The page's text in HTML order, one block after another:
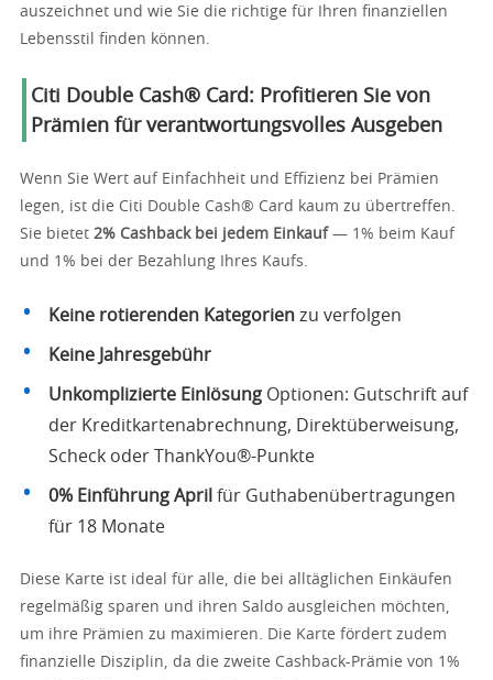
auszeichnet und wie Sie die richtige für Ihren finanziellen
Lebensstil finden können.
Citi Double Cash® Card: Profitieren Sie von
Prämien für verantwortungsvolles Ausgeben
Wenn Sie Wert auf Einfachheit und Effizienz bei Prämien
legen, ist die Citi Double Cash® Card kaum zu übertreffen.
Sie bietet 2% Cashback bei jedem Einkauf — 1% beim Kauf
und 1% bei der Bezahlung Ihres Kaufs.
Keine rotierenden Kategorien zu verfolgen
Keine Jahresgebühr
Unkomplizierte Einlösung Optionen: Gutschrift auf
der Kreditkartenabrechnung, Direktüberweisung,
Scheck oder ThankYou®-Punkte
0% Einführung April für Guthabenübertragungen
für 18 Monate
Diese Karte ist ideal für alle, die bei alltäglichen Einkäufen
regelmäßig sparen und ihren Saldo ausgleichen möchten,
um ihre Prämien zu maximieren. Die Karte fördert zudem
finanzielle Disziplin, da die zweite Cashback-Prämie von 1%